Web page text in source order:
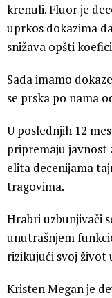
krenuli. Fluor je
uprkos dokazima
snižava opšti
Sada imamo
se prska po nama
U poslednjih 12
pripremaju javnost
elita decenijama
tragovima.
Hrabri uzbunjivači
unutrašnjem
rizikujući svoj život
Kristen Megan je